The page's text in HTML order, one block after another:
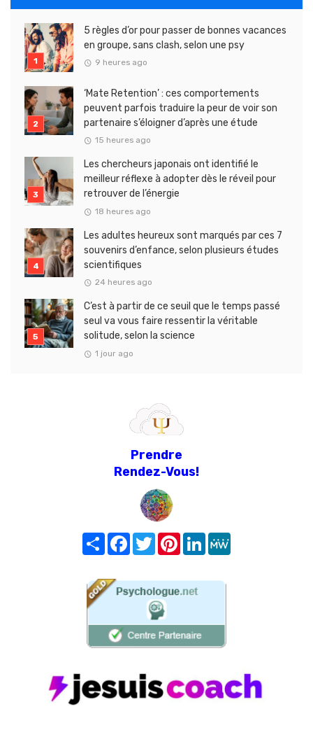
5 règles d’or pour passer de bonnes vacances
en groupe, sans clash, selon une psy
9 heures ago
‘Mate Retention’ : ces comportements
peuvent parfois traduire la peur de voir son
partenaire s’éloigner d’après une étude
15 heures ago
Les chercheurs japonais ont identifié le
meilleur réflexe à adopter dès le réveil pour
retrouver de l’énergie
18 heures ago
Les adultes heureux sont marqués par ces 7
souvenirs d’enfance, selon plusieurs études
scientifiques
24 heures ago
C’est à partir de ce seuil que le temps passé
seul va vous faire ressentir la véritable
solitude, selon la science
1 jour ago
Prendre
Rendez-Vous!
Share FacebookTwitterPinterest
LinkedIn